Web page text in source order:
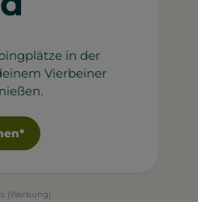
in der
Vierbeiner
(Werbung)